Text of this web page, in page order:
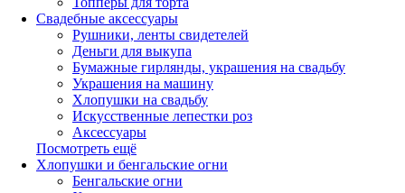
Свадебные аксессуары
Рушники, ленты свидетелей
Деньги для выкупа
Бумажные гирлянды, украшения на свадьбу
Украшения на машину
Хлопушки на свадьбу
Искусственные лепестки роз
Аксессуары
Посмотреть ещё
Хлопушки и бенгальские огни
Бенгальские огни